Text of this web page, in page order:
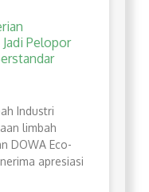
Pelopor
Industri
limbah
DOWA Eco-
apresiasi